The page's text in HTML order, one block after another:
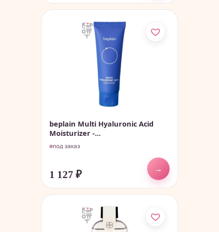
beplain Multi Hyaluronic Acid
Moisturizer -...
под заказ
1 127 ₽
→